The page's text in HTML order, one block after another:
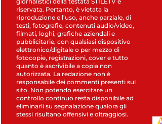
riservata. Pertanto, è vietata la
riproduzione e l’uso, anche parziale, di
testi, fotografie, contenuti audio/video,
filmati, loghi, grafiche aziendali e
pubblicitarie, con qualsiasi dispositivo
elettronico/digitale o per mezzo di
fotocopie, registrazioni, cover e tutto
quanto è ascrivibile a copia non
autorizzata. La redazione non è
responsabile dei commenti presenti sul
sito. Non potendo esercitare un
controllo continuo resta disponibile ad
eliminarli su segnalazione qualora gli
stessi risultano offensivi e oltraggiosi.